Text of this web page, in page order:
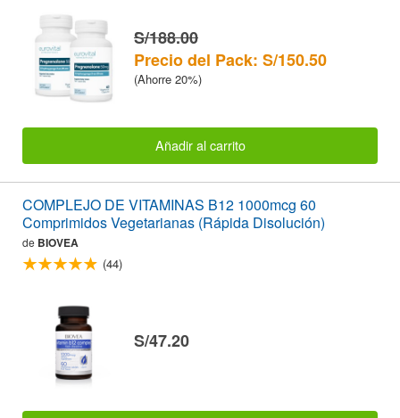
S/188.00
Precio del Pack: S/150.50
(Ahorre 20%)
Añadir al carrito
COMPLEJO DE VITAMINAS B12 1000mcg 60
Comprimidos Vegetarianas (Rápida Disolución)
de BIOVEA
(44)
S/47.20